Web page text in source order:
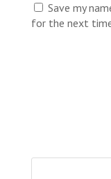
Save my
for the next